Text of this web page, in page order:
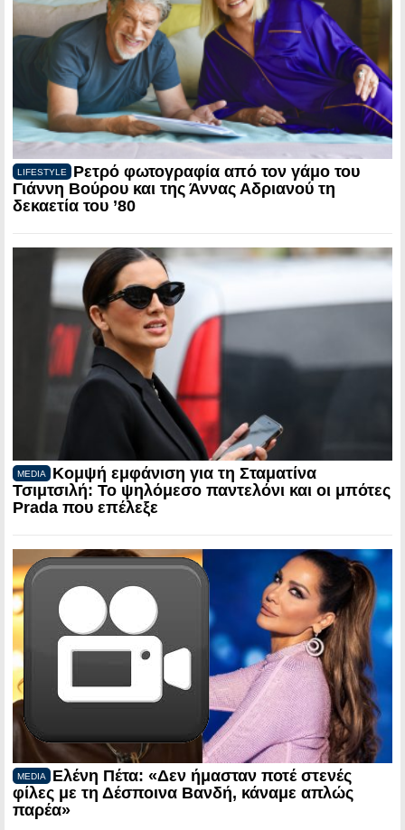
LIFESTYLE
Ρετρό φωτογραφία από τον γάμο του
Γιάννη Βούρου και της Άννας Αδριανού τη
δεκαετία του ’80
MEDIA
Κομψή εμφάνιση για τη Σταματίνα
Τσιμτσιλή: Το ψηλόμεσο παντελόνι και οι μπότες
Prada που επέλεξε
MEDIA
Ελένη Πέτα: «Δεν ήμασταν ποτέ στενές
φίλες με τη Δέσποινα Βανδή, κάναμε απλώς
παρέα»